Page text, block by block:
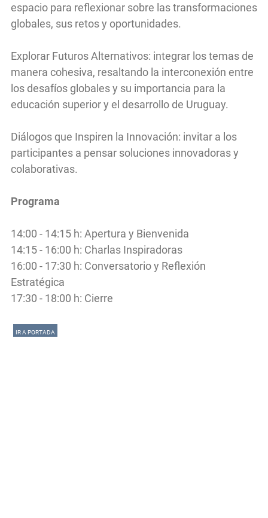
espacio para reflexionar sobre las transformaciones
globales, sus retos y oportunidades.
Explorar Futuros Alternativos: integrar los temas de
manera cohesiva, resaltando la interconexión entre
los desafíos globales y su importancia para la
educación superior y el desarrollo de Uruguay.
Diálogos que Inspiren la Innovación: invitar a los
participantes a pensar soluciones innovadoras y
colaborativas.
Programa
14:00 - 14:15 h: Apertura y Bienvenida
14:15 - 16:00 h: Charlas Inspiradoras
16:00 - 17:30 h: Conversatorio y Reflexión
Estratégica
17:30 - 18:00 h: Cierre
IR A PORTADA